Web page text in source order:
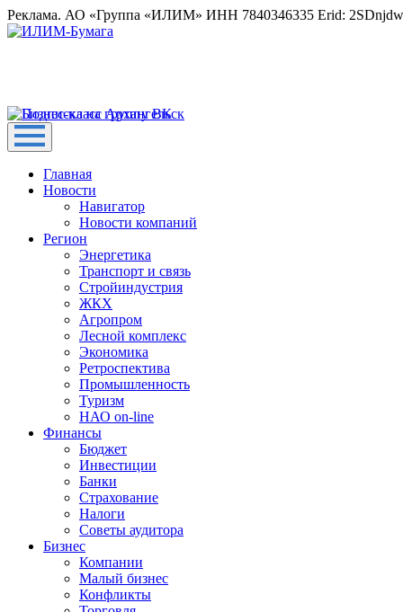
Реклама. АО «Группа «ИЛИМ» ИНН 7840346335 Erid:
Главная
Новости
Навигатор
Новости компаний
Регион
Энергетика
Транспорт и связь
Стройиндустрия
ЖКХ
Агропром
Лесной комплекс
Экономика
Ретроспектива
Промышленность
Туризм
НАО on-line
Финансы
Бюджет
Инвестиции
Банки
Страхование
Налоги
Советы аудитора
Бизнес
Компании
Малый бизнес
Конфликты